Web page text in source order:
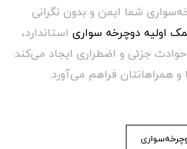
شما ایمن و بدون نگرانی
اولیه دوچرخه سواریاستاندارد،
جزئی و اضطراری ایجاد می‌کند
همراهانتان فراهم می‌آورد.